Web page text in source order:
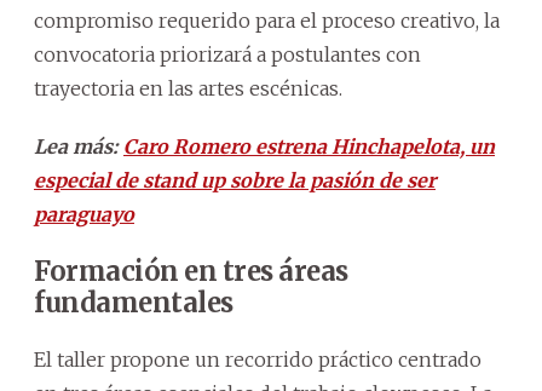
compromiso requerido para el proceso creativo, la
convocatoria priorizará a postulantes con
trayectoria en las artes escénicas.
Lea más: Caro Romero estrena Hinchapelota, un
especial de stand up sobre la pasión de ser
paraguayo
Formación en tres áreas
fundamentales
El taller propone un recorrido práctico centrado